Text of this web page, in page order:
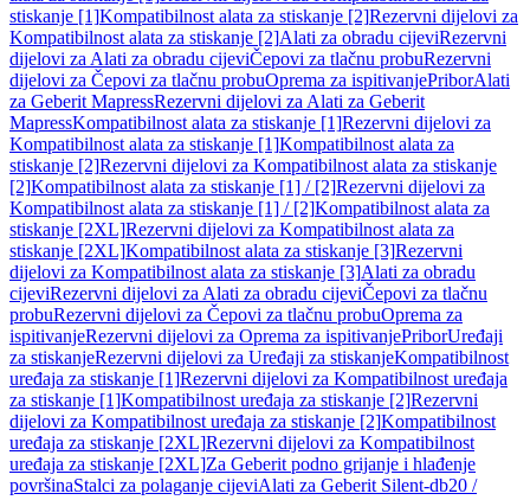
stiskanje [1]Kompatibilnost alata za stiskanje [2]Rezervni dijelovi za
Kompatibilnost alata za stiskanje [2]Alati za obradu cijeviRezervni
dijelovi za Alati za obradu cijeviČepovi za tlačnu probuRezervni
dijelovi za Čepovi za tlačnu probuOprema za ispitivanjePriborAlati
za Geberit MapressRezervni dijelovi za Alati za Geberit
MapressKompatibilnost alata za stiskanje [1]Rezervni dijelovi za
Kompatibilnost alata za stiskanje [1]Kompatibilnost alata za
stiskanje [2]Rezervni dijelovi za Kompatibilnost alata za stiskanje
[2]Kompatibilnost alata za stiskanje [1] / [2]Rezervni dijelovi za
Kompatibilnost alata za stiskanje [1] / [2]Kompatibilnost alata za
stiskanje [2XL]Rezervni dijelovi za Kompatibilnost alata za
stiskanje [2XL]Kompatibilnost alata za stiskanje [3]Rezervni
dijelovi za Kompatibilnost alata za stiskanje [3]Alati za obradu
cijeviRezervni dijelovi za Alati za obradu cijeviČepovi za tlačnu
probuRezervni dijelovi za Čepovi za tlačnu probuOprema za
ispitivanjeRezervni dijelovi za Oprema za ispitivanjePriborUređaji
za stiskanjeRezervni dijelovi za Uređaji za stiskanjeKompatibilnost
uređaja za stiskanje [1]Rezervni dijelovi za Kompatibilnost uređaja
za stiskanje [1]Kompatibilnost uređaja za stiskanje [2]Rezervni
dijelovi za Kompatibilnost uređaja za stiskanje [2]Kompatibilnost
uređaja za stiskanje [2XL]Rezervni dijelovi za Kompatibilnost
uređaja za stiskanje [2XL]Za Geberit podno grijanje i hlađenje
površinaStalci za polaganje cijeviAlati za Geberit Silent-db20 /